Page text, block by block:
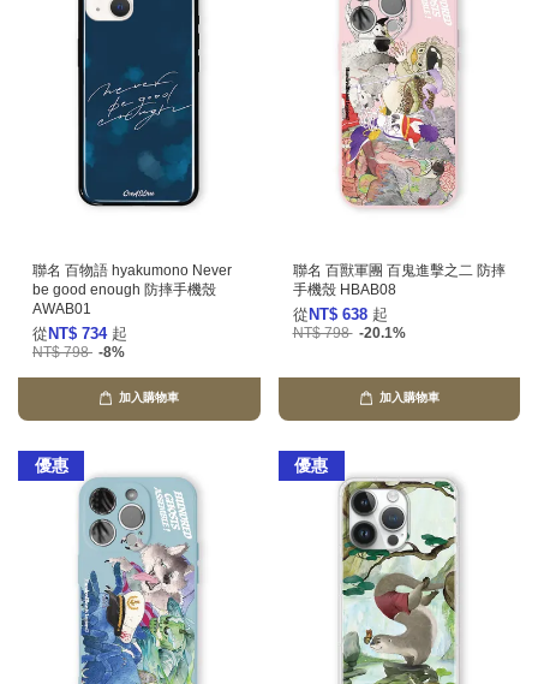
聯名 百物語 hyakumono Never
be good enough 防摔手機殼
AWAB01
從 NT$ 734 起
NT$ 798 -8%
加入購物車
聯名 百獸軍團 百鬼進擊之二 防摔
手機殼 HBAB08
從 NT$ 638 起
NT$ 798 -20.1%
加入購物車
優惠 優惠